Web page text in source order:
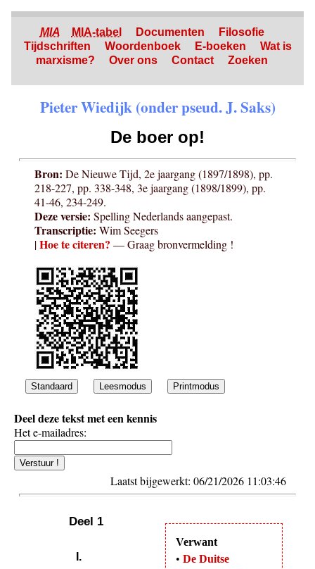
MIA MIA-tabel Documenten
Filosofie
Tijdschriften
Woordenboek E-boeken
Wat is
marxisme?
Over ons Contact Zoeken
Pieter Wiedijk (onder pseud. J. Saks)
De boer op!
Bron: De Nieuwe Tijd, 2e jaargang (1897/1898), pp.
218-227, pp. 338-348, 3e jaargang (1898/1899), pp.
41-46, 234-249.
Deze versie: Spelling Nederlands aangepast.
Transcriptie: Wim Seegers
|Hoe te citeren? — Graag bronvermelding !
Standaard Leesmodus Printmodus
Deel deze tekst met een kennis
Het e-mailadres:
Laatst bijgewerkt: 06/21/2026 11:03:46
Verwant
• De Duitse
Deel 1
I.